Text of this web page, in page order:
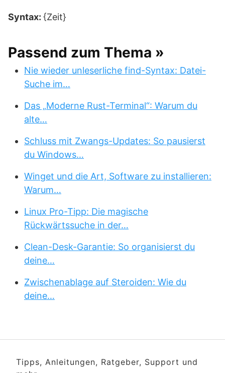
Syntax: {Zeit}
Passend zum Thema »
Nie wieder unleserliche find-Syntax: Datei-
Suche im…
Das „Moderne Rust-Terminal“: Warum du
alte…
Schluss mit Zwangs-Updates: So pausierst
du Windows…
Winget und die Art, Software zu installieren:
Warum…
Linux Pro-Tipp: Die magische
Rückwärtssuche in der…
Clean-Desk-Garantie: So organisierst du
deine…
Zwischenablage auf Steroiden: Wie du
deine…
Tipps, Anleitungen, Ratgeber, Support und